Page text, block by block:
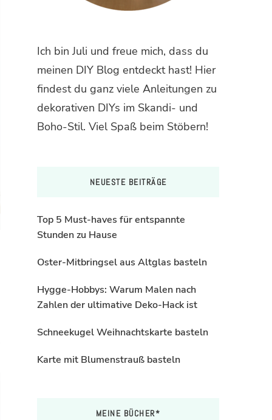
Ich bin Juli und freue mich, dass du
meinen DIY Blog entdeckt hast! Hier
findest du ganz viele Anleitungen zu
dekorativen DIYs im Skandi- und
Boho-Stil. Viel Spaß beim Stöbern!
NEUESTE BEITRÄGE
Top 5 Must-haves für entspannte
Stunden zu Hause
Oster-Mitbringsel aus Altglas basteln
Hygge-Hobbys: Warum Malen nach
Zahlen der ultimative Deko-Hack ist
Schneekugel Weihnachtskarte basteln
Karte mit Blumenstrauß basteln
MEINE BÜCHER*